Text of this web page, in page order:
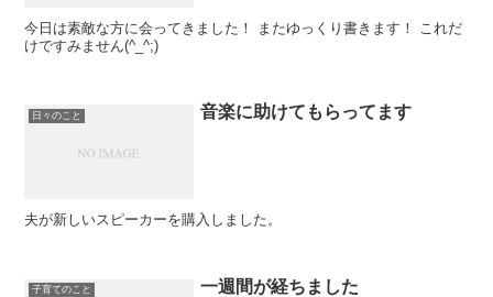
今日は素敵な方に会ってきました！ またゆっくり書きます！ これだ
けですみません(^_^;)
日々のこと 音楽に助けてもらってます
夫が新しいスピーカーを購入しました。
子育てのこと 一週間が経ちました